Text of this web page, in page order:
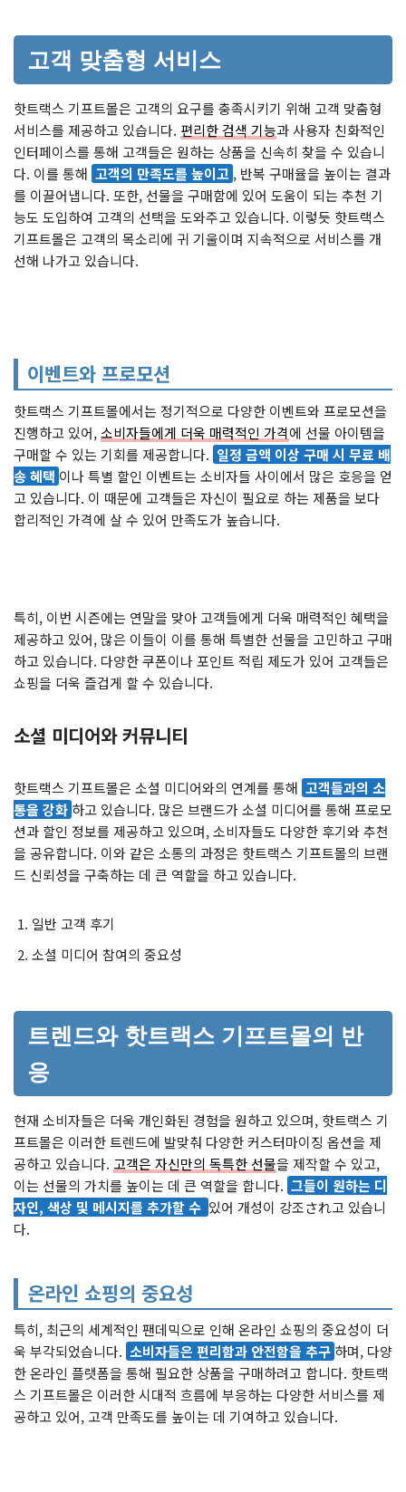
고객 맞춤형 서비스
핫트랙스 기프트몰은 고객의 요구를 충족시키기 위해 고객 맞춤형
서비스를 제공하고 있습니다. 편리한 검색 기능과 사용자 친화적인
인터페이스를 통해 고객들은 원하는 상품을 신속히 찾을 수 있습니
다. 이를 통해 고객의 만족도를 높이고 , 반복 구매율을 높이는 결과
를 이끌어냅니다. 또한, 선물을 구매함에 있어 도움이 되는 추천 기
능도 도입하여 고객의 선택을 도와주고 있습니다. 이렇듯 핫트랙스
기프트몰은 고객의 목소리에 귀 기울이며 지속적으로 서비스를 개
선해 나가고 있습니다.
이벤트와 프로모션
핫트랙스 기프트몰에서는 정기적으로 다양한 이벤트와 프로모션을
진행하고 있어,소비자들에게 더욱 매력적인 가격에 선물 아이템을
구매할 수 있는 기회를 제공합니다. 일정 금액 이상 구매 시 무료 배
송 혜택 이나 특별 할인 이벤트는 소비자들 사이에서 많은 호응을 얻
고 있습니다. 이 때문에 고객들은 자신이 필요로 하는 제품을 보다
합리적인 가격에 살 수 있어 만족도가 높습니다.
특히, 이번 시즌에는 연말을 맞아 고객들에게 더욱 매력적인 혜택을
제공하고 있어, 많은 이들이 이를 통해 특별한 선물을 고민하고 구매
하고 있습니다. 다양한 쿠폰이나 포인트 적립 제도가 있어 고객들은
쇼핑을 더욱 즐겁게 할 수 있습니다.
소셜 미디어와 커뮤니티
핫트랙스 기프트몰은 소셜 미디어와의 연계를 통해 고객들과의 소
통을 강화 하고 있습니다. 많은 브랜드가 소셜 미디어를 통해 프로모
션과 할인 정보를 제공하고 있으며, 소비자들도 다양한 후기와 추천
을 공유합니다. 이와 같은 소통의 과정은 핫트랙스 기프트몰의 브랜
드 신뢰성을 구축하는 데 큰 역할을 하고 있습니다.
일반 고객 후기
소셜 미디어 참여의 중요성
트렌드와 핫트랙스 기프트몰의 반
응
현재 소비자들은 더욱 개인화된 경험을 원하고 있으며, 핫트랙스 기
프트몰은 이러한 트렌드에 발맞춰 다양한 커스터마이징 옵션을 제
공하고 있습니다. 고객은 자신만의 독특한 선물을 제작할 수 있고,
이는 선물의 가치를 높이는 데 큰 역할을 합니다. 그들이 원하는 디
자인, 색상 및 메시지를 추가할 수 있어 개성이 강조され고 있습니
다.
온라인 쇼핑의 중요성
특히, 최근의 세계적인 팬데믹으로 인해 온라인 쇼핑의 중요성이 더
욱 부각되었습니다. 소비자들은 편리함과 안전함을 추구 하며, 다양
한 온라인 플랫폼을 통해 필요한 상품을 구매하려고 합니다. 핫트랙
스 기프트몰은 이러한 시대적 흐름에 부응하는 다양한 서비스를 제
공하고 있어, 고객 만족도를 높이는 데 기여하고 있습니다.